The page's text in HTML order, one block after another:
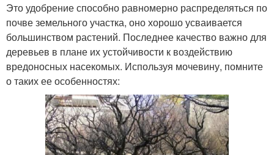
Это удобрение способно равномерно распределяться по
почве земельного участка, оно хорошо усваивается
большинством растений. Последнее качество важно для
деревьев в плане их устойчивости к воздействию
вредоносных насекомых. Используя мочевину, помните
о таких ее особенностях: